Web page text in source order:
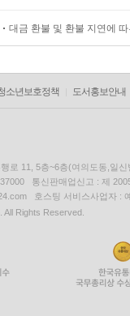
대금 환불 및 환불 지연에
소년보호정책 도서홍보안내
로 11, 5층~6층(여의도동,일신
통신판매업신고 : 제
호스팅 서비스사업자 :
Rights Reserved.